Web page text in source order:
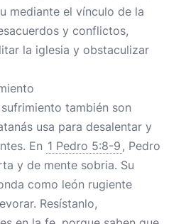
mediante el vínculo de la
y conflictos,
la iglesia y obstaculizar
también son
usa para desalentar y
En 1 Pedro 5:8-9 , Pedro
y de mente sobria. Su
como león rugiente
Resístanlo,